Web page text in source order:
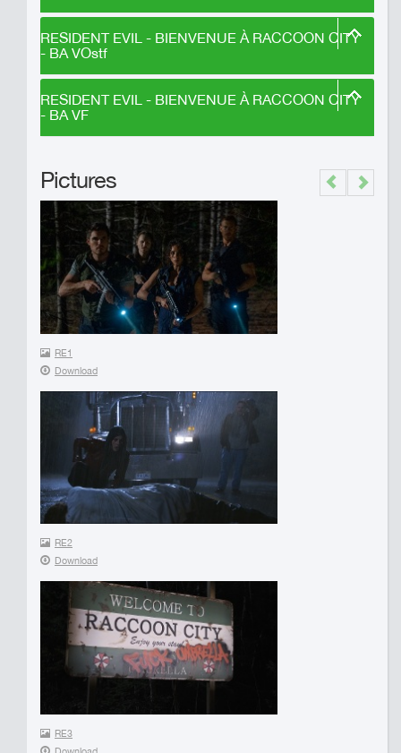
RESIDENT EVIL - BIENVENUE À RACCOON CITY
- BA VOstf
RESIDENT EVIL - BIENVENUE À RACCOON CITY
- BA VF
Pictures
RE1
Download
RE2
Download
RE3
Previous
Next